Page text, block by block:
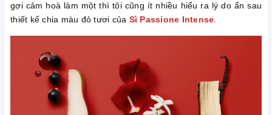
gợi cảm hoà làm một thì tôi cũng ít nhiều hiểu ra lý do ẩn sau
thiết kế chia màu đỏ tươi của Sì Passione Intense.